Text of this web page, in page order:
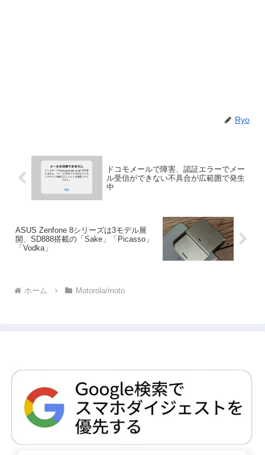
Ryo
ドコモメールで障害、認証エラーでメー
ル受信ができない不具合が広範囲で発生
中
ASUS Zenfone 8シリーズは3モデル展
開、SD888搭載の「Sake」「Picasso」
「Vodka」
ホーム Motorola/moto